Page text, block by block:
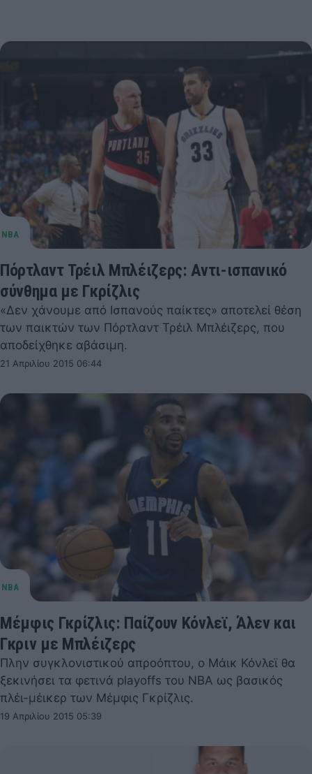
Πόρτλαντ Τρέιλ Μπλέιζερς: Αντι-ισπανικό
σύνθημα με Γκρίζλις
«Δεν χάνουμε από Ισπανούς παίκτες» αποτελεί θέση
των παικτών των Πόρτλαντ Τρέιλ Μπλέιζερς, που
αποδείχθηκε αβάσιμη.
21 Απριλίου 2015 06:44
Μέμφις Γκρίζλις: Παίζουν Κόνλεϊ, Άλεν και
Γκριν με Μπλέιζερς
Πλην συγκλονιστικού απροόπτου, ο Μάικ Κόνλεϊ θα
ξεκινήσει τα φετινά playoffs του NBA ως βασικός
πλέι-μέικερ των Μέμφις Γκρίζλις.
19 Απριλίου 2015 05:39